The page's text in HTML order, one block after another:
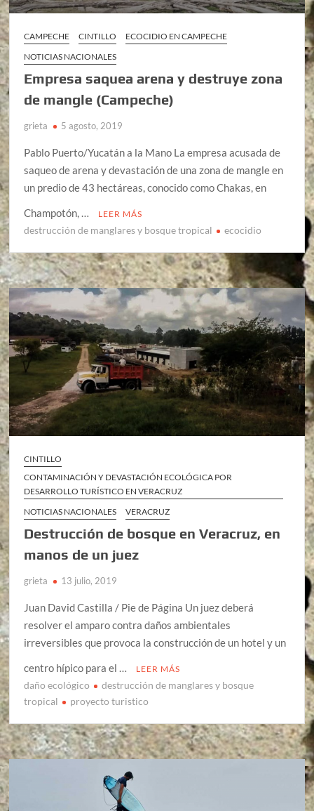
CAMPECHE CINTILLO
ECOCIDIO EN CAMPECHE
NOTICIAS NACIONALES
Empresa saquea arena y destruye zona
de mangle (Campeche)
grieta 5 agosto, 2019
Pablo Puerto/Yucatán a la Mano La empresa acusada de
saqueo de arena y devastación de una zona de mangle en
un predio de 43 hectáreas, conocido como Chakas, en
Champotón, …
LEER MÁS
destrucción de manglares y bosque tropical ecocidio
CINTILLO
CONTAMINACIÓN Y DEVASTACIÓN ECOLÓGICA POR
DESARROLLO TURÍSTICO EN VERACRUZ
NOTICIAS NACIONALES
VERACRUZ
Destrucción de bosque en Veracruz, en
manos de un juez
grieta 13 julio, 2019
Juan David Castilla / Pie de Página Un juez deberá
resolver el amparo contra daños ambientales
irreversibles que provoca la construcción de un hotel y un
centro hípico para el …
LEER MÁS
daño ecológico
destrucción de manglares y bosque
tropical
proyecto turistico